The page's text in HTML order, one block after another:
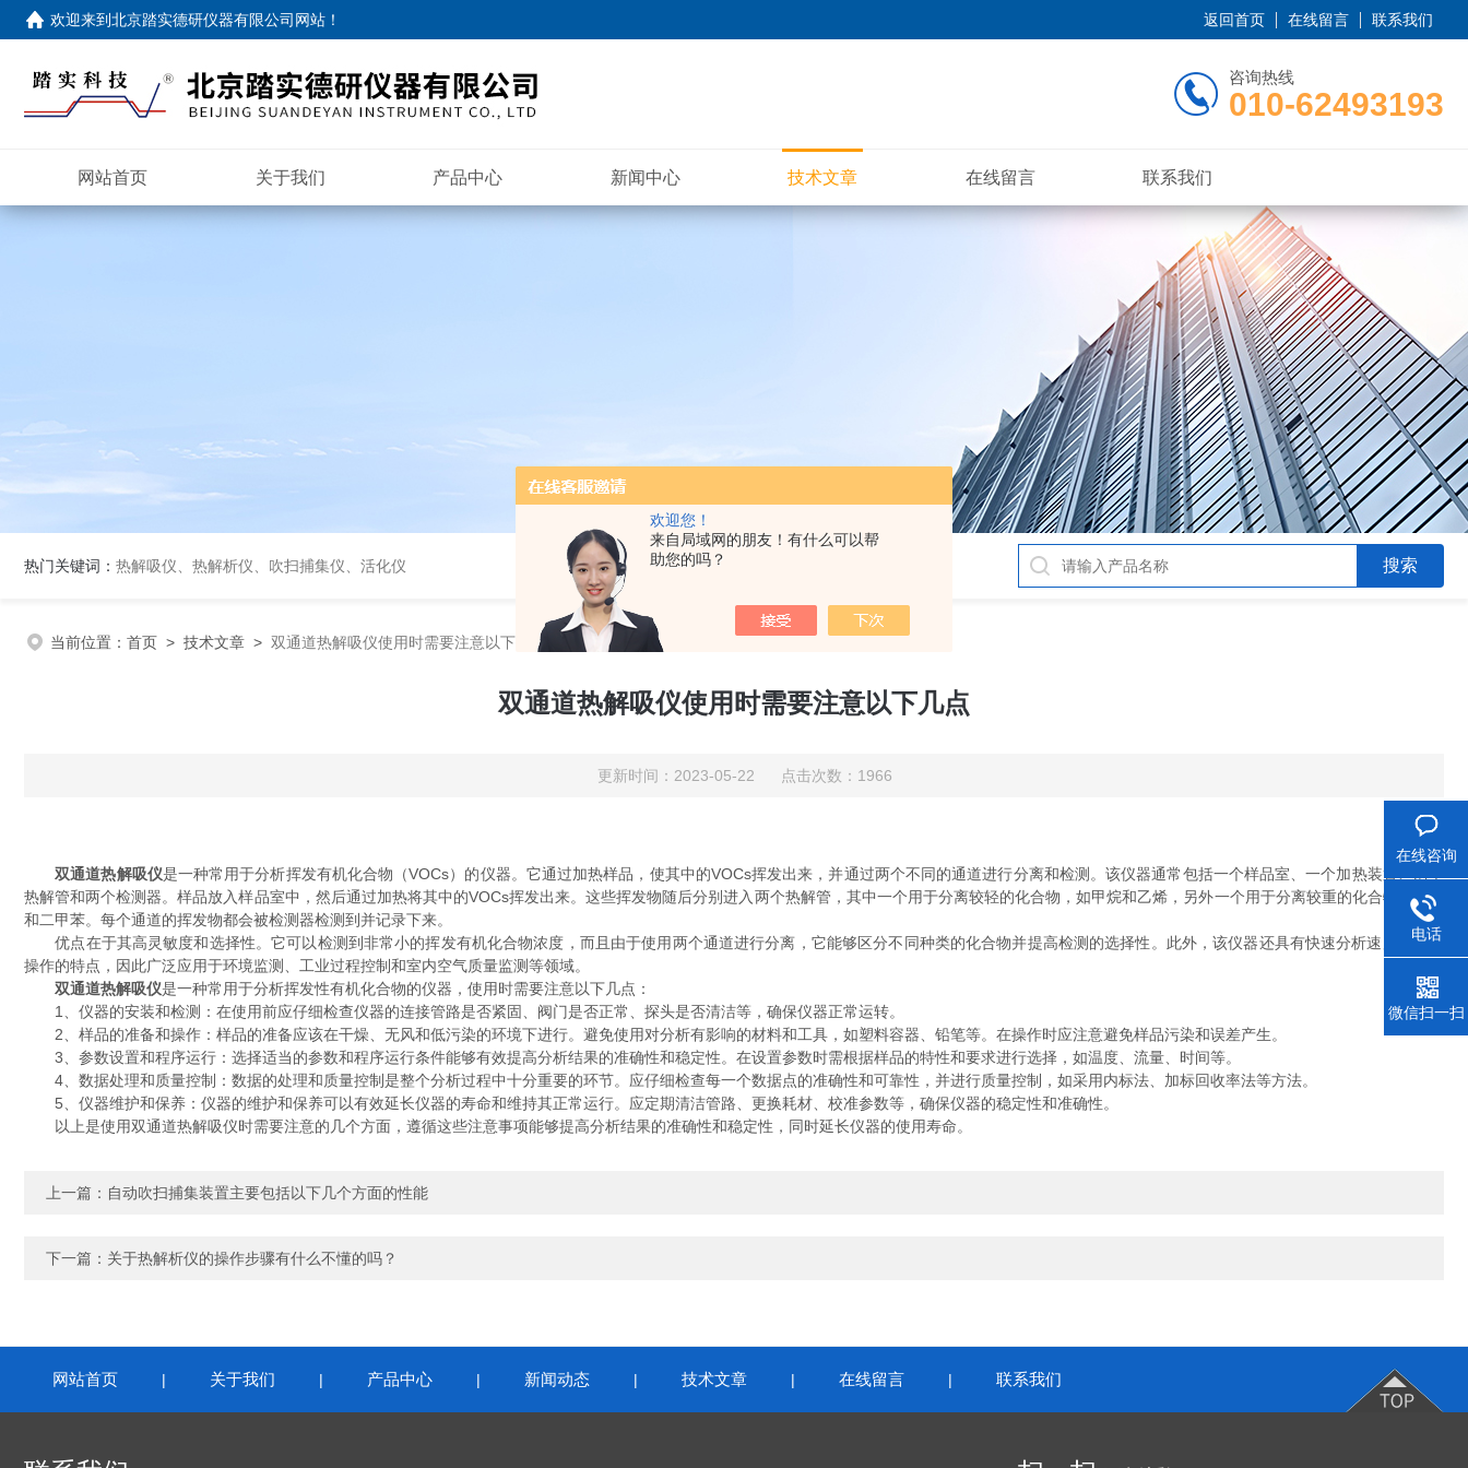
欢迎您！
来自局域网的朋友！有什么可以帮
助您的吗？
欢迎来到北京踏实德研仪器有限公司网站 ！ 返回首页 在线留言 联系我们
咨询热线
010-62493193
网站首页 关于我们 产品中心 新闻中心 技术文章 在线留言 联系我们
热门关键词： 热解吸仪、热解析仪、吹扫捕集仪、活化仪
当前位置： 首页 > 技术文章 > 双通道热解吸仪使用时需要注意以下几点
双通道热解吸仪使用时需要注意以下几点
更新时间：2023-05-22 点击次数：1966
双通道热解吸仪是一种常用于分析挥发有机化合物（VOCs）的仪器。它通过加热样品，使其中的VOCs挥发出来，并通过两个不同的通道进行分离和检测。该仪器通常包括一个样品室、一个加热装置、两个
热解管和两个检测器。样品放入样品室中，然后通过加热将其中的VOCs挥发出来。这些挥发物随后分别进入两个热解管，其中一个用于分离较轻的化合物，如甲烷和乙烯，另外一个用于分离较重的化合物，如苯
和二甲苯。每个通道的挥发物都会被检测器检测到并记录下来。
优点在于其高灵敏度和选择性。它可以检测到非常小的挥发有机化合物浓度，而且由于使用两个通道进行分离，它能够区分不同种类的化合物并提高检测的选择性。此外，该仪器还具有快速分析速度和易于
操作的特点，因此广泛应用于环境监测、工业过程控制和室内空气质量监测等领域。
双通道热解吸仪是一种常用于分析挥发性有机化合物的仪器，使用时需要注意以下几点：
1、仪器的安装和检测：在使用前应仔细检查仪器的连接管路是否紧固、阀门是否正常、探头是否清洁等，确保仪器正常运转。
2、样品的准备和操作：样品的准备应该在干燥、无风和低污染的环境下进行。避免使用对分析有影响的材料和工具，如塑料容器、铅笔等。在操作时应注意避免样品污染和误差产生。
3、参数设置和程序运行：选择适当的参数和程序运行条件能够有效提高分析结果的准确性和稳定性。在设置参数时需根据样品的特性和要求进行选择，如温度、流量、时间等。
4、数据处理和质量控制：数据的处理和质量控制是整个分析过程中十分重要的环节。应仔细检查每一个数据点的准确性和可靠性，并进行质量控制，如采用内标法、加标回收率法等方法。
5、仪器维护和保养：仪器的维护和保养可以有效延长仪器的寿命和维持其正常运行。应定期清洁管路、更换耗材、校准参数等，确保仪器的稳定性和准确性。
以上是使用双通道热解吸仪时需要注意的几个方面，遵循这些注意事项能够提高分析结果的准确性和稳定性，同时延长仪器的使用寿命。
上一篇： 自动吹扫捕集装置主要包括以下几个方面的性能
下一篇： 关于热解析仪的操作步骤有什么不懂的吗？
网站首页 | 关于我们 | 产品中心 | 新闻动态 | 技术文章 | 在线留言 | 联系我们
在线咨询
电话
微信扫一扫